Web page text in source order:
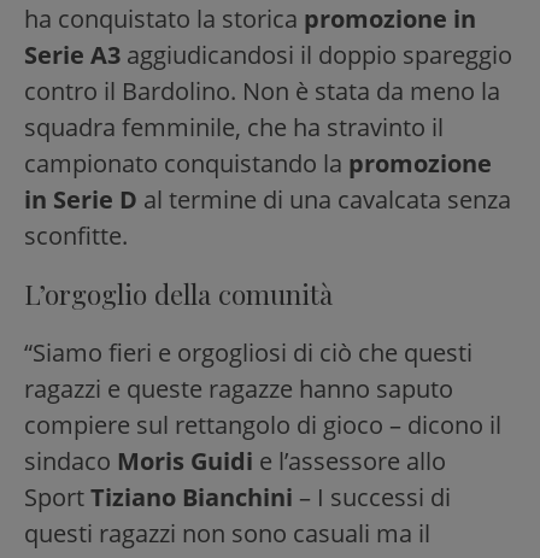
ha conquistato la storica promozione in
Serie A3 aggiudicandosi il doppio spareggio
contro il Bardolino. Non è stata da meno la
squadra femminile, che ha stravinto il
campionato conquistando la promozione
in Serie D al termine di una cavalcata senza
sconfitte.
L’orgoglio della comunità
“Siamo fieri e orgogliosi di ciò che questi
ragazzi e queste ragazze hanno saputo
compiere sul rettangolo di gioco – dicono il
sindaco Moris Guidi e l’assessore allo
SportTiziano Bianchini – I successi di
questi ragazzi non sono casuali ma il